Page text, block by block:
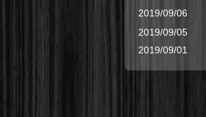
2019/09/06
2019/09/05
2019/09/01